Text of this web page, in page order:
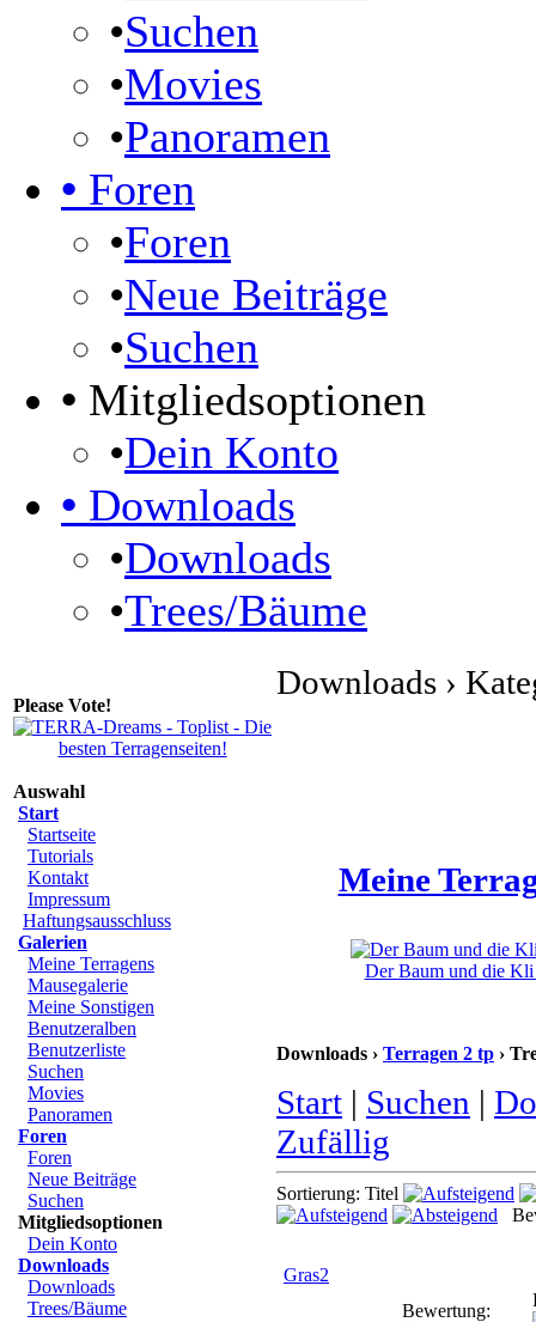
•Suchen
•Movies
•Panoramen
• Foren
•Foren
•Neue Beiträge
•Suchen
• Mitgliedsoptionen
•Dein Konto
• Downloads
•Downloads
•Trees/Bäume
Please Vote!
Auswahl
Start
Startseite
Tutorials
Kontakt
Impressum
Haftungsausschluss
Galerien
Meine Terragens
Mausegalerie
Meine Sonstigen
Benutzeralben
Benutzerliste
Suchen
Movies
Panoramen
Foren
Foren
Neue Beiträge
Suchen
Mitgliedsoptionen
Dein Konto
Downloads
Downloads
Trees/Bäume
Downloads ›
Meine
Der Baum und die Kli
Downloads › Terragen 2 tp ›
Start | Suchen |
Zufällig
Sortierung: Titel
Gras2
Bewertung: